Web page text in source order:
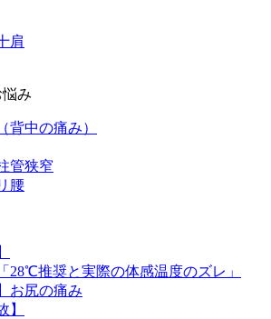
肩
み
背中の痛み）
管狭窄
腰
28℃推奨と実際の体感温度のズレ」
お尻の痛み
】